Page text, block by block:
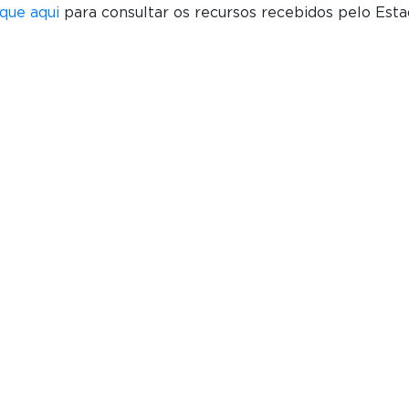
aqui para consultar os recursos recebidos pelo